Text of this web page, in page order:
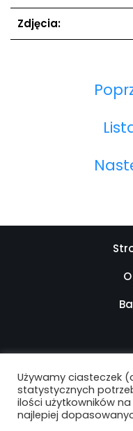
Zdjęcia:
Używamy ciasteczek
statystycznych
ilości użytkowników
najlepiej